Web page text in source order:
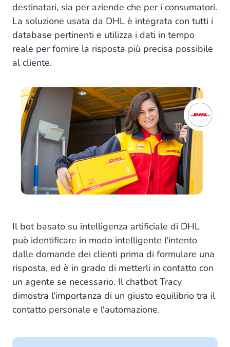
destinatari, sia per aziende che per i consumatori.
La soluzione usata da DHL è integrata con tutti i
database pertinenti e utilizza i dati in tempo
reale per fornire la risposta più precisa possibile
al cliente.
Il bot basato su intelligenza artificiale di DHL
può identificare in modo intelligente l'intento
dalle domande dei clienti prima di formulare una
risposta, ed è in grado di metterli in contatto con
un agente se necessario. Il chatbot Tracy
dimostra l'importanza di un giusto equilibrio tra il
contatto personale e l'automazione.